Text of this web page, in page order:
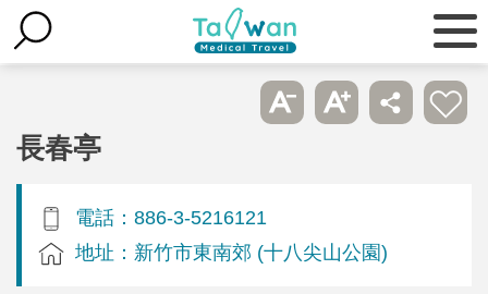
長春亭
電話：886-3-5216121
地址：新竹市東南郊 (十八尖山公園)